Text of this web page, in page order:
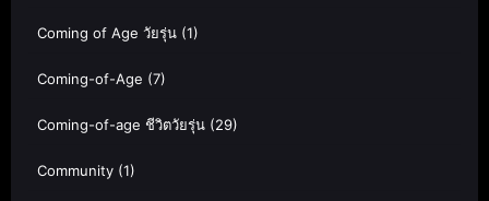
Coming of Age วัยรุ่น (1)
Coming-of-Age (7)
Coming-of-age ชีวิตวัยรุ่น (29)
Community (1)